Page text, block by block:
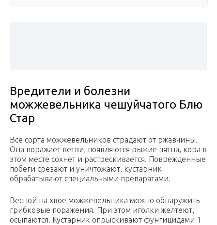
Вредители и болезни
можжевельника чешуйчатого Блю
Стар
Все сорта можжевельников страдают от ржавчины.
Она поражает ветви, появляются рыжие пятна, кора в
этом месте сохнет и растрескивается. Поврежденные
побеги срезают и уничтожают, кустарник
обрабатывают специальными препаратами.
Весной на хвое можжевельника можно обнаружить
грибковые поражения. При этом иголки желтеют,
осыпаются. Кустарник опрыскивают фунгицидами 1